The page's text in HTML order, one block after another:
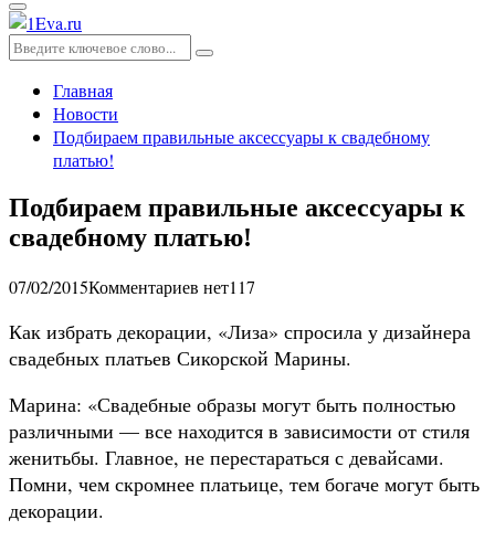
Основное
меню
Искать:
Поиск
Главная
Новости
Подбираем правильные аксессуары к свадебному
платью!
Подбираем правильные аксессуары к
свадебному платью!
07/02/2015Комментариев нет117
Как избрать декорации, «Лиза» спросила у дизайнера
свадебных платьев Сикорской Марины.
Марина: «Свадебные образы могут быть полностью
различными — все находится в зависимости от стиля
женитьбы. Главное, не перестараться с девайсами.
Помни, чем скромнее платьице, тем богаче могут быть
декорации.